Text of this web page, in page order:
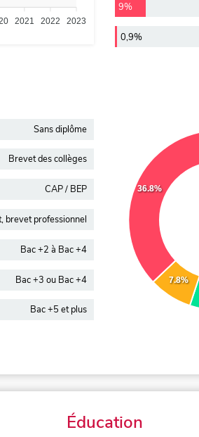
2021 2022 2023
9%
0,9%
Sans diplôme
Brevet des collèges
CAP / BEP
brevet professionnel
Bac +2 à Bac +4
Bac +3 ou Bac +4
Bac +5 et plus
7.8%
36.8%
Éducation